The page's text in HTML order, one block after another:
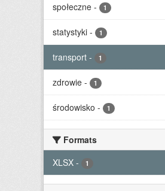
społeczne - 1
statystyki - 1
transport - 1
zdrowie - 1
środowisko - 1
Formats
XLSX - 1